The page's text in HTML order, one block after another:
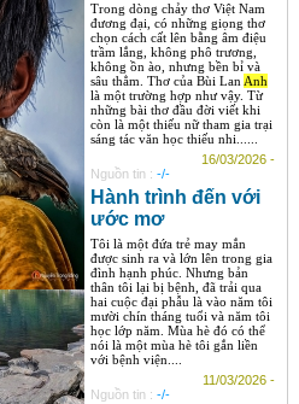
Trong dòng chảy thơ Việt Nam
đương đại, có những giọng thơ
chọn cách cất lên bằng âm điệu
trầm lắng, không phô trương,
không ồn ào, nhưng bền bỉ và
sâu thẳm. Thơ của Bùi LanAnh
là một trường hợp như vậy. Từ
những bài thơ đầu đời viết khi
còn là một thiếu nữ tham gia trại
sáng tác văn học thiếu nhi......
16/03/2026 -
Nguồn tin : -/-
Hành trình đến với
ước mơ
Tôi là một đứa trẻ may mắn
được sinh ra và lớn lên trong gia
đình hạnh phúc. Nhưng bản
thân tôi lại bị bệnh, đã trải qua
hai cuộc đại phẫu là vào năm tôi
mười chín tháng tuổi và năm tôi
học lớp năm. Mùa hè đó có thể
nói là một mùa hè tôi gắn liền
với bệnh viện....
11/03/2026 -
Nguồn tin : -/-